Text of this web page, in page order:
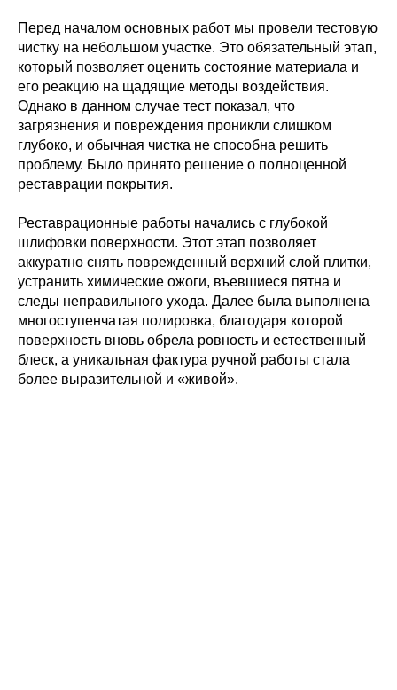
Перед началом основных работ мы провели тестовую
чистку на небольшом участке. Это обязательный этап,
который позволяет оценить состояние материала и
его реакцию на щадящие методы воздействия.
Однако в данном случае тест показал, что
загрязнения и повреждения проникли слишком
глубоко, и обычная чистка не способна решить
проблему. Было принято решение о полноценной
реставрации покрытия.
Реставрационные работы начались с глубокой
шлифовки поверхности. Этот этап позволяет
аккуратно снять поврежденный верхний слой плитки,
устранить химические ожоги, въевшиеся пятна и
следы неправильного ухода. Далее была выполнена
многоступенчатая полировка, благодаря которой
поверхность вновь обрела ровность и естественный
блеск, а уникальная фактура ручной работы стала
более выразительной и «живой».